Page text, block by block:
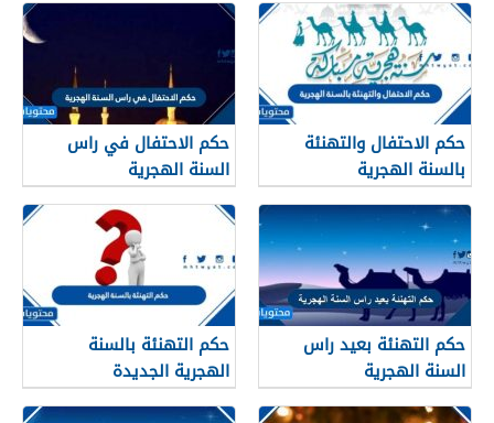
حكم الاحتفال والتهنئة
بالسنة الهجرية
حكم الاحتفال في راس
السنة الهجرية
حكم التهنئة بعيد راس
السنة الهجرية
حكم التهنئة بالسنة
الهجرية الجديدة